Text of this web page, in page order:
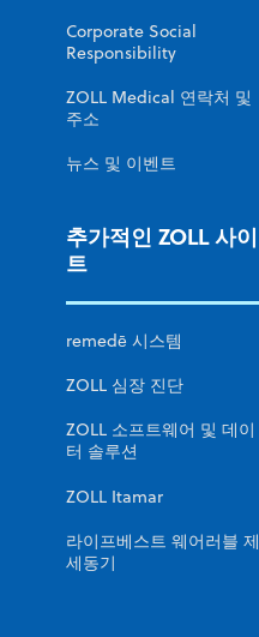
Corporate Social
Responsibility
ZOLL Medical 연락처 및
주소
뉴스 및 이벤트
추가적인 ZOLL 사이
트
remedē 시스템
ZOLL 심장 진단
ZOLL 소프트웨어 및 데이
터 솔루션
ZOLL Itamar
라이프베스트 웨어러블 제
세동기